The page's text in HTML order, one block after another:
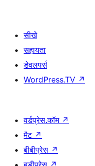
सीखे
सहायता
डेवलपर्स
WordPress.TV ↗
वर्डप्रेस.कॉम ↗
मैट ↗
बीबीप्रेस ↗